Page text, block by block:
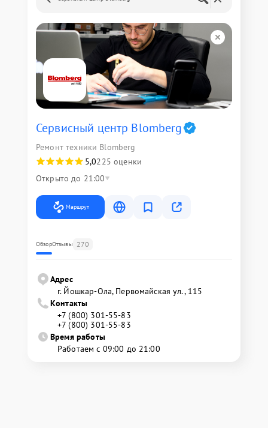
Сервисный центр Blomberg
Ремонт техники Blomberg
5,0225 оценки
Открыто до 21:00
Маршрут
ОбзорОтзывы 270
Адрес
г. Йошкар-Ола, Первомайская ул., 115
Контакты
+7 (800) 301-55-83
+7 (800) 301-55-83
Время работы
Работаем с 09:00 до 21:00